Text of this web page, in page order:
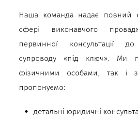
Наша команда надає повний
сфері виконавчого
первинної консультації
супроводу «під ключ». Ми
фізичними особами, так і
пропонуємо:
детальні юридичні